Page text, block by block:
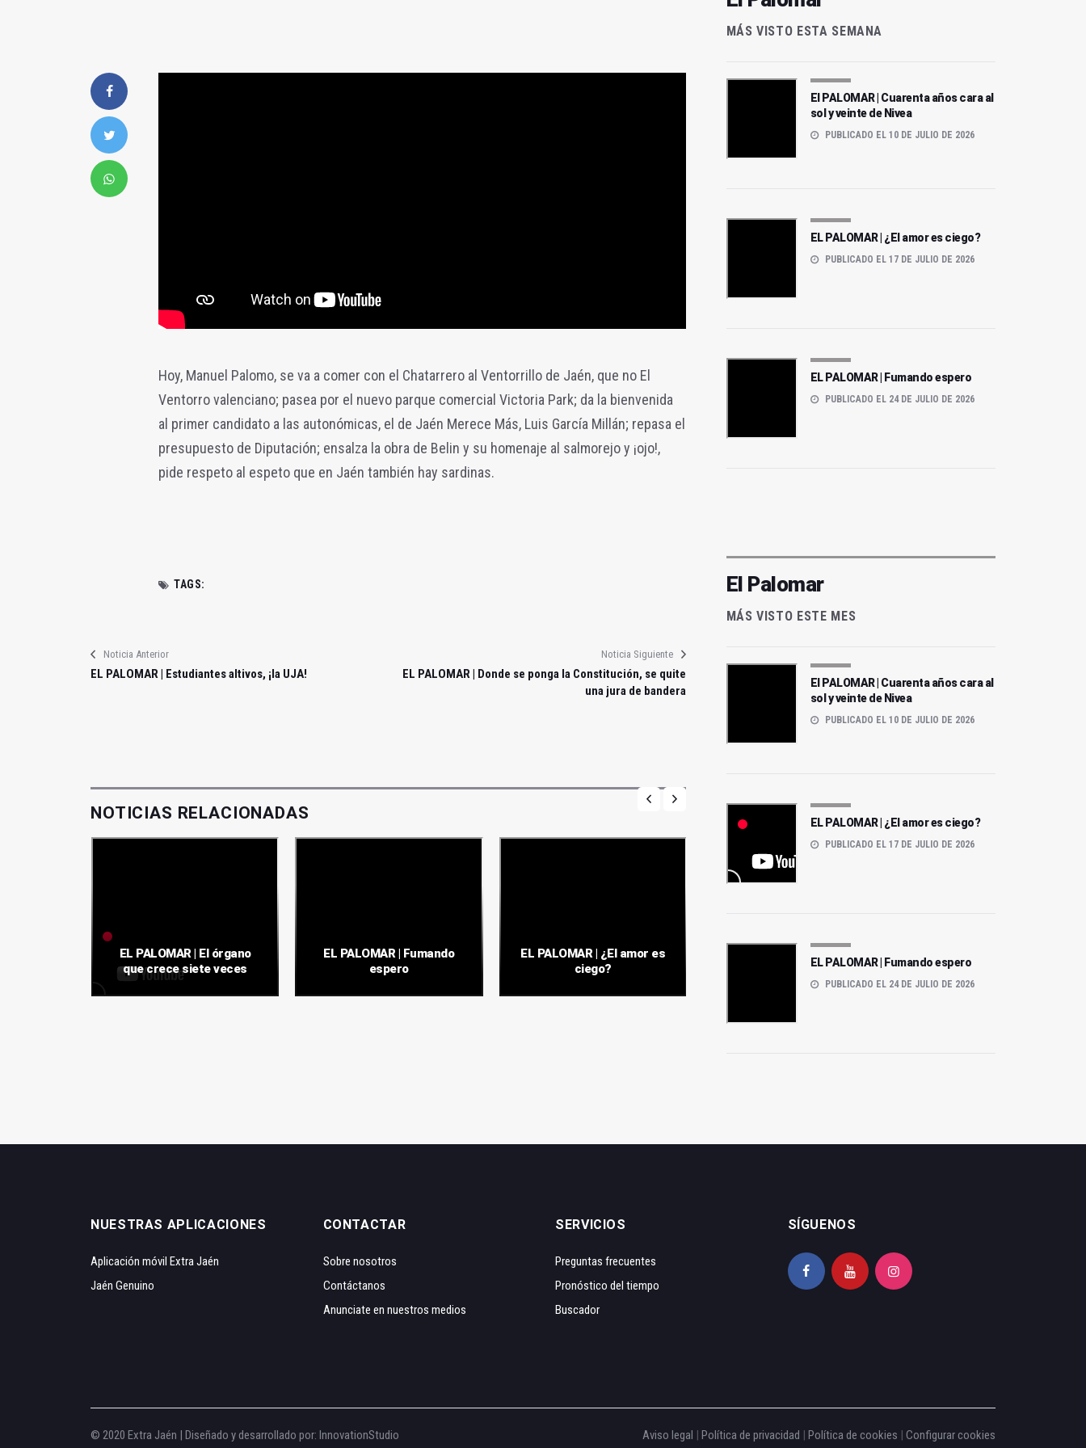
Hoy, Manuel Palomo, se va a comer con el Chatarrero al Ventorrillo de Jaén, que no El
Ventorro valenciano; pasea por el nuevo parque comercial Victoria Park; da la bienvenida
al primer candidato a las autonómicas, el de Jaén Merece Más, Luis García Millán; repasa el
presupuesto de Diputación; ensalza la obra de Belin y su homenaje al salmorejo y ¡ojo!,
pide respeto al espeto que en Jaén también hay sardinas.
TAGS:
Noticia Anterior
EL PALOMAR | Estudiantes altivos, ¡la UJA!
Noticia Siguiente
EL PALOMAR | Donde se ponga la Constitución, se quite
una jura de bandera
NOTICIAS RELACIONADAS
EL PALOMAR | El órgano
que crece siete veces
EL PALOMAR | Fumando
espero
EL PALOMAR | ¿El amor es
ciego?
de Nivea
‘chochos’ del oro
MÁS VISTO ESTA SEMANA
El PALOMAR | Cuarenta años cara al
sol y veinte de Nivea
PUBLICADO EL 10 DE JULIO DE 2026
EL PALOMAR | ¿El amor es ciego?
PUBLICADO EL 17 DE JULIO DE 2026
EL PALOMAR | Fumando espero
PUBLICADO EL 24 DE JULIO DE 2026
El Palomar
MÁS VISTO ESTE MES
El PALOMAR | Cuarenta años cara al
sol y veinte de Nivea
PUBLICADO EL 10 DE JULIO DE 2026
EL PALOMAR | ¿El amor es ciego?
PUBLICADO EL 17 DE JULIO DE 2026
EL PALOMAR | Fumando espero
PUBLICADO EL 24 DE JULIO DE 2026
NUESTRAS APLICACIONES
Aplicación móvil Extra Jaén
Jaén Genuino
CONTACTAR
Sobre nosotros
Contáctanos
Anunciate en nuestros medios
SERVICIOS
Preguntas frecuentes
Pronóstico del tiempo
Buscador
SÍGUENOS
© 2020 Extra Jaén | Diseñado y desarrollado por: InnovationStudio Aviso legal Política de privacidad Política de cookies Configurar cookies